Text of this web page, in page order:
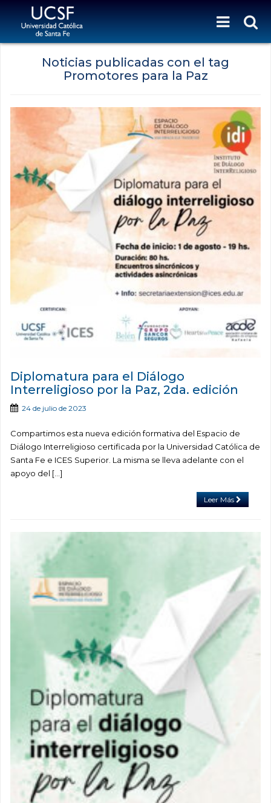
Noticias publicadas con el tag
Promotores para la Paz
Diplomatura para el Diálogo
Interreligioso por la Paz, 2da. edición
24 de julio de 2023
Compartimos esta nueva edición formativa del Espacio de
Diálogo Interreligioso certificada por la Universidad Católica de
Santa Fe e ICES Superior. La misma se lleva adelante con el
apoyo del […]
Leer Más